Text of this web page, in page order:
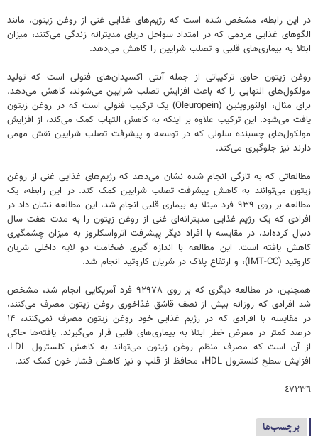
در این رابطه، مشخص شده است که رژیم‌های غذایی غنی از روغن زیتون، مانند
الگوهای غذایی مردمی که در امتداد سواحل دریای مدیترانه زندگی می‌کنند، میزان
ابتلا به بیماری‌های قلبی و تصلب شرایین را کاهش می‌دهد.
روغن زیتون حاوی ترکیباتی از جمله آنتی اکسیدان‌های فنولی است که تولید
مولکول‌های التهابی را که باعث افزایش تصلب شرایین می‌شوند، کاهش می‌دهد.
برای مثال، اولئوروپئین (Oleuropein) یک ترکیب فنولی است که در روغن زیتون
یافت می‌شود. این ترکیب علاوه بر اینکه به کاهش التهاب کمک می‌کند، از افزایش
مولکول‌های چسبنده سلولی که در توسعه و پیشرفت تصلب شرایین نقش مهمی
دارند نیز جلوگیری می‌کند.
مطالعاتی که به تازگی انجام شده نشان می‌دهد که رژیم‌های غذایی غنی از روغن
زیتون می‌توانند به کاهش پیشرفت تصلب شرایین کمک کند. در این رابطه، یک
مطالعه بر روی ۹۳۹ فرد مبتلا به بیماری قلبی انجام شد، این مطالعه نشان داد در
افرادی که یک رژیم غذایی مدیترانه‌ای غنی از روغن زیتون را به مدت هفت سال
دنبال کرده‌اند، در مقایسه با افراد دیگر پیشرفت آترواسکلروز به میزان چشمگیری
کاهش یافته است. این مطالعه با اندازه‌ گیری ضخامت دو لایه داخلی شریان
کاروتید (IMT-CC)، و ارتفاع پلاک در شریان کاروتید انجام شد.
همچنین، در مطالعه دیگری که بر روی ۹۲۹۷۸ فرد آمریکایی انجام شد، مشخص
شد افرادی که روزانه بیش از نصف قاشق غذاخوری روغن زیتون مصرف می‌کنند،
در مقایسه با افرادی که در رژیم غذایی خود روغن زیتون مصرف نمی‌کنند، ۱۴
درصد کمتر در معرض خطر ابتلا به بیماری‌های قلبی قرار می‌گیرند. یافته‌ها حاکی
از آن است که مصرف منظم روغن زیتون می‌تواند به کاهش کلسترول LDL،
افزایش سطح کلسترول HDL، محافظ از قلب و نیز کاهش فشار خون کمک کند.
٤٧٢٣٦
برچسب‌ها